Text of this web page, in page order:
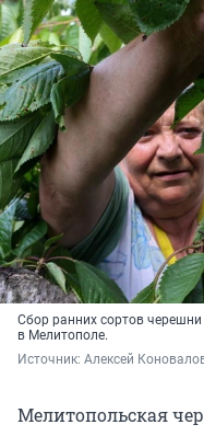
Сбор ранних сортов
в Мелитополе.
Источник: Алексей
Мелитопольская